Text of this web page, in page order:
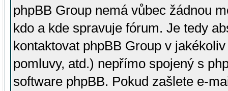
phpBB Group nemá vůbec žádnou
kdo a kde spravuje fórum. Je tedy
kontaktovat phpBB Group v
pomluvy, atd.) nepřímo spojený s
software phpBB. Pokud zašlete e-